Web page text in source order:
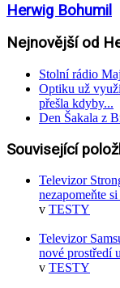
Herwig Bohumil
Nejnovější od
Stolní rádio
Optiku už
přešla kdyby...
Den Šakala z
Související
Televizor
nezapomeňte
v TESTY
Televizor
nové prostředí
v TESTY